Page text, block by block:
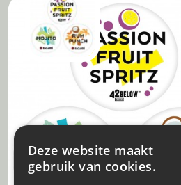
Deze website maakt
gebruik van cookies.